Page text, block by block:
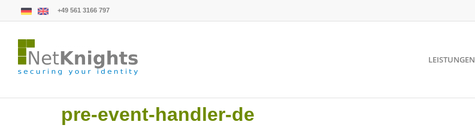
+49 561 3166 797
LEISTUNGEN
pre-event-handler-de